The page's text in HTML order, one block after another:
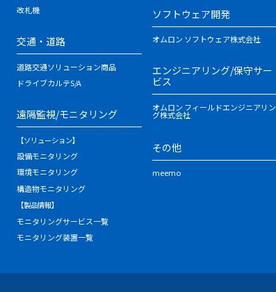
改札機
交通・道路
道路交通ソリューション商品
ドライブカルテS/A
遠隔監視/モニタリング
【ソリューション】
設備モニタリング
環境モニタリング
構造物モニタリング
【製品情報】
モニタリングサービス一覧
モニタリング装置一覧
ソフトウェア開発
オムロン ソフトウェア株式会社
エンジニアリング/保守サー
ビス
オムロン フィールドエンジニアリン
グ株式会社
その他
meemo